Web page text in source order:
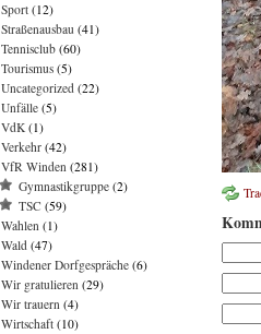
Sport (12)
Straßenausbau (41)
Tennisclub (60)
Tourismus (5)
Uncategorized (22)
Unfälle (5)
VdK (1)
Verkehr (42)
VfR Winden (281)
Gymnastikgruppe (2)
TSC (59)
Wahlen (1)
Wald (47)
Windener Dorfgespräche (6)
Wir gratulieren (29)
Wir trauern (4)
Wirtschaft (10)